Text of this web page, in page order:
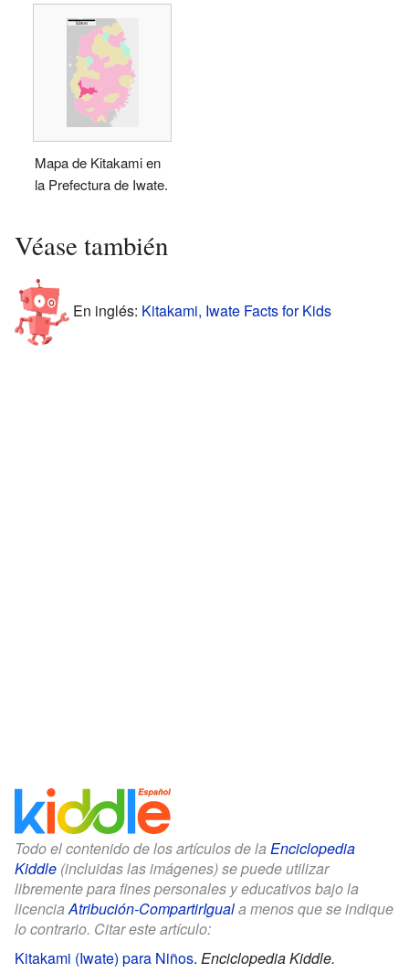
Mapa de Kitakami en
la Prefectura de Iwate.
Véase también
En inglés: Kitakami, Iwate Facts for Kids
Todo el contenido de los artículos de la Enciclopedia
Kiddle (incluidas las imágenes) se puede utilizar
libremente para fines personales y educativos bajo la
licenciaAtribución-CompartirIguala menos que se indique
lo contrario. Citar este artículo:
Kitakami (Iwate) para Niños. Enciclopedia Kiddle.